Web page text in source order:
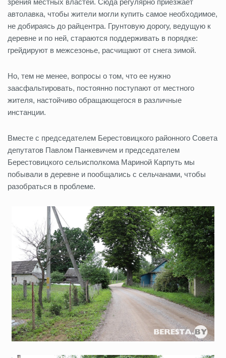
зрения местных властей. Сюда регулярно приезжает
автолавка, чтобы жители могли купить самое необходимое,
не добираясь до райцентра. Грунтовую дорогу, ведущую к
деревне и по ней, стараются поддерживать в порядке:
грейдируют в межсезонье, расчищают от снега зимой.
Но, тем не менее, вопросы о том, что ее нужно
заасфальтировать, постоянно поступают от местного
жителя, настойчиво обращающегося в различные
инстанции.
Вместе с председателем Берестовицкого районного Совета
депутатов Павлом Панкевичем и председателем
Берестовицкого сельисполкома Мариной Карпуть мы
побывали в деревне и пообщались с сельчанами, чтобы
разобраться в проблеме.